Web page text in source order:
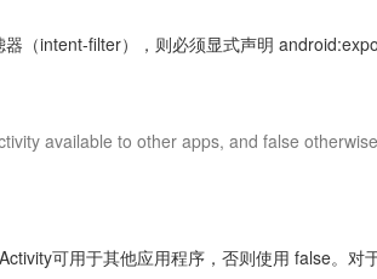
（intent-filter），则必须显式声明
可用于其他应用程序，否则使用 false。对